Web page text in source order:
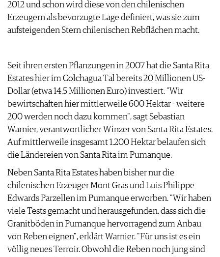
VORTEILSWELT
ARCHIV
ANMELDEN
AWARDS
GEWINNSPIELE
VORTEILSWELT
TRINKREIFETABELLE
ABO
WEINSUCHE
NEWSLETTER
WINE TRADE CLUB
2012 und schon wird diese von den chilenischen
Erzeugern als bevorzugte Lage definiert, was sie zum
aufsteigenden Stern chilenischen Rebflächen macht.
Seit ihren ersten Pflanzungen in 2007 hat die Santa Rita
Estates hier im Colchagua Tal bereits 20 Millionen US-
Dollar (etwa 14,5 Millionen Euro) investiert. "Wir
bewirtschaften hier mittlerweile 600 Hektar - weitere
200 werden noch dazu kommen", sagt Sebastian
Warnier, verantwortlicher Winzer von Santa Rita Estates.
Auf mittlerweile insgesamt 1.200 Hektar belaufen sich
die Ländereien von Santa Rita im Pumanque.
Neben Santa Rita Estates haben bisher nur die
chilenischen Erzeuger Mont Gras und Luis Philippe
Edwards Parzellen im Pumanque erworben. "Wir haben
viele Tests gemacht und herausgefunden, dass sich die
Granitböden in Pumanque hervorragend zum Anbau
von Reben eignen", erklärt Warnier. "Für uns ist es ein
völlig neues Terroir. Obwohl die Reben noch jung sind